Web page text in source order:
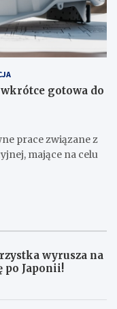
gotowa do
prace związane z
mające na celu
wyrusza na
po Japonii!